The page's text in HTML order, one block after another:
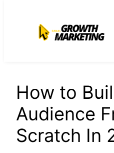
conteúdo
How to
Audience
Scratch In